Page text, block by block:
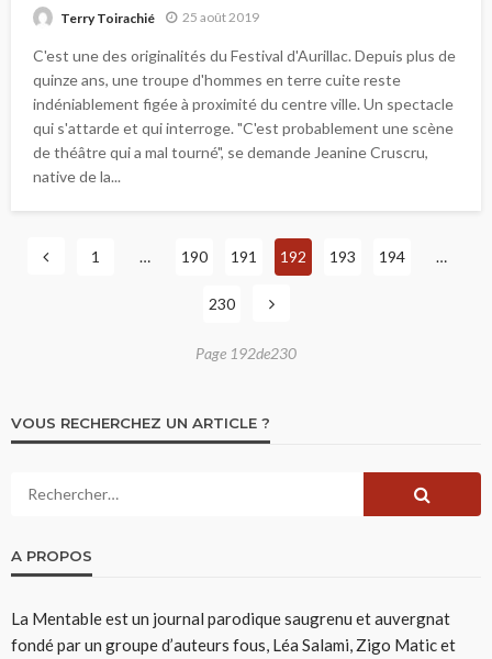
Terry Toirachié 25 août 2019
C'est une des originalités du Festival d'Aurillac. Depuis plus de
quinze ans, une troupe d'hommes en terre cuite reste
indéniablement figée à proximité du centre ville. Un spectacle
qui s'attarde et qui interroge. "C'est probablement une scène
de théâtre qui a mal tourné", se demande Jeanine Cruscru,
native de la...
1 … 190 191 192 193 194 …
230
Page 192de230
VOUS RECHERCHEZ UN ARTICLE ?
A PROPOS
La Mentable est un journal parodique saugrenu et auvergnat
fondé par un groupe d’auteurs fous, Léa Salami, Zigo Matic et